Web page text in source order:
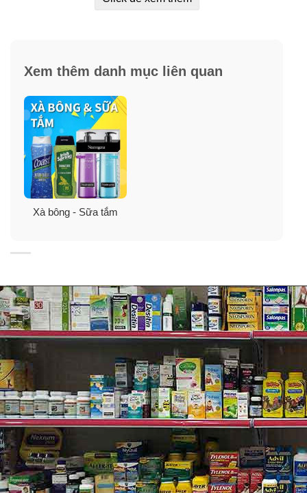
Xem thêm danh mục liên quan
Xà bông - Sữa tắm